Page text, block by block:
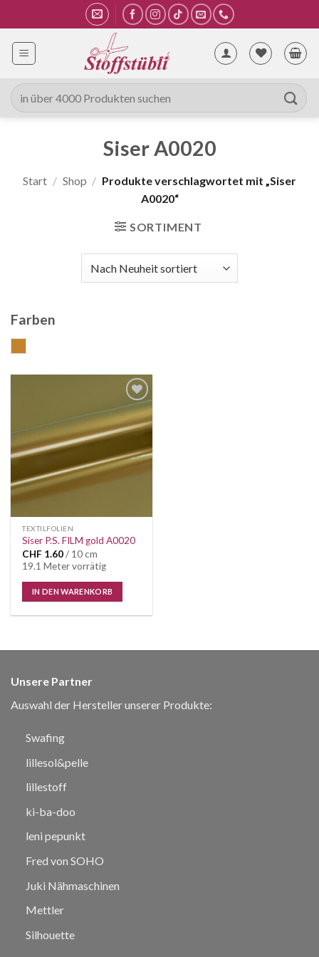
Inhalt
springen
Suche
nach:
Siser A0020
Start / Shop / Produkte verschlagwortet mit „Siser
A0020“
SORTIMENT
Farben
Auf die
Wunschliste
TEXTILFOLIEN
Siser P.S. FILM gold A0020
CHF 1.60/ 10 cm
19.1 Meter vorrätig
IN DEN WARENKORB
Unsere Partner
Auswahl der Hersteller unserer Produkte:
Swafing
lillesol&pelle
lillestoff
ki-ba-doo
leni pepunkt
Fred von SOHO
Juki Nähmaschinen
Mettler
Silhouette